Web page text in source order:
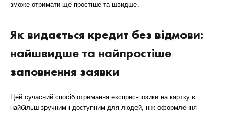
зможе отримати ще простіше та швидше.
Як видається кредит без відмови:
найшвидше та найпростіше
заповнення заявки
Цей сучасний спосіб отримання експрес-позики на картку є
найбільш зручним і доступним для людей, ніж оформлення